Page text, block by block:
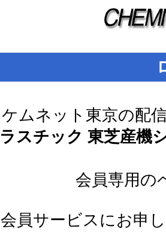
ケムネット東京の配
ラスチック 東芝産機
会員専用の
会員サービスにお申